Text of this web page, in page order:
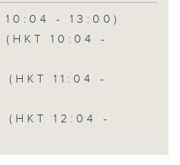
10:04 - 13:00)
(HKT 10:04 -
(HKT 11:04 -
(HKT 12:04 -